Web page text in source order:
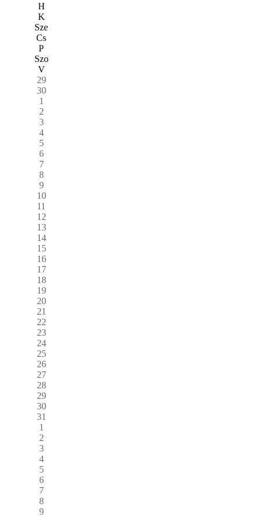
H
K
Sze
Cs
P
Szo
V
29
30
1
2
3
4
5
6
7
8
9
10
11
12
13
14
15
16
17
18
19
20
21
22
23
24
25
26
27
28
29
30
31
1
2
3
4
5
6
7
8
9